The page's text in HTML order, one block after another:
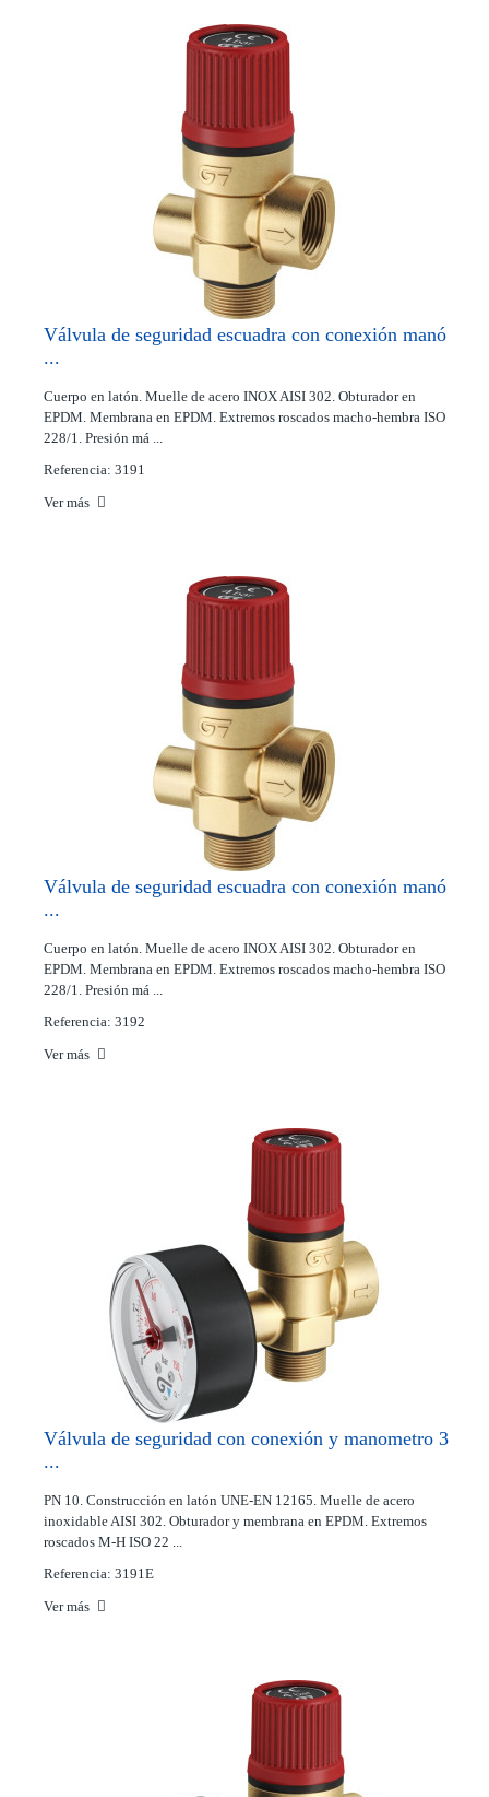
Válvula de seguridad escuadra con conexión manó
...
Cuerpo en latón. Muelle de acero INOX AISI 302. Obturador en
EPDM. Membrana en EPDM. Extremos roscados macho-hembra ISO
228/1. Presión má ...
Referencia: 3191
Ver más
Válvula de seguridad escuadra con conexión manó
...
Cuerpo en latón. Muelle de acero INOX AISI 302. Obturador en
EPDM. Membrana en EPDM. Extremos roscados macho-hembra ISO
228/1. Presión má ...
Referencia: 3192
Ver más
Válvula de seguridad con conexión y manometro 3
...
PN 10. Construcción en latón UNE-EN 12165. Muelle de acero
inoxidable AISI 302. Obturador y membrana en EPDM. Extremos
roscados M-H ISO 22 ...
Referencia: 3191E
Ver más